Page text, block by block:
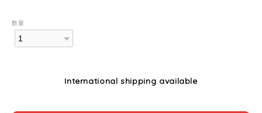
数量
International shipping available